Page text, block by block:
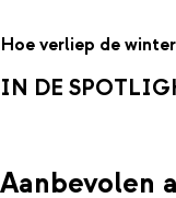
Hoe verliep de
IN DE
Aanbevolen